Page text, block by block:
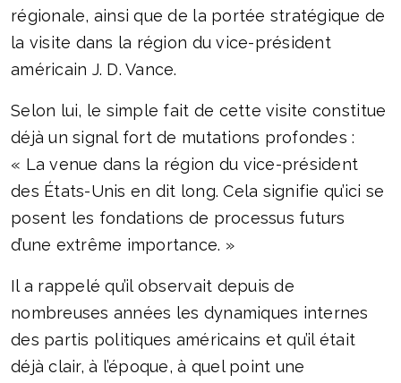
régionale, ainsi que de la portée stratégique de
la visite dans la région du vice-président
américain J. D. Vance.
Selon lui, le simple fait de cette visite constitue
déjà un signal fort de mutations profondes :
« La venue dans la région du vice-président
des États-Unis en dit long. Cela signifie qu’ici se
posent les fondations de processus futurs
d’une extrême importance. »
Il a rappelé qu’il observait depuis de
nombreuses années les dynamiques internes
des partis politiques américains et qu’il était
déjà clair, à l’époque, à quel point une